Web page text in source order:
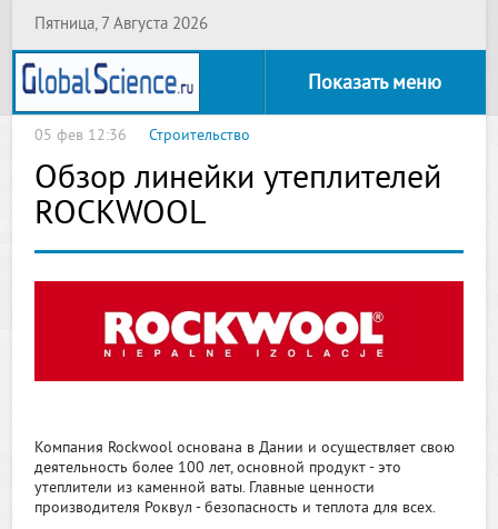
Пятница, 7 Августа 2026
Показать меню
05 фев 12:36 Строительство
Обзор линейки утеплителей
ROCKWOOL
Компания Rockwool основана в Дании и осуществляет свою
деятельность более 100 лет, основной продукт - это
утеплители из каменной ваты. Главные ценности
производителя Роквул - безопасность и теплота для всех.